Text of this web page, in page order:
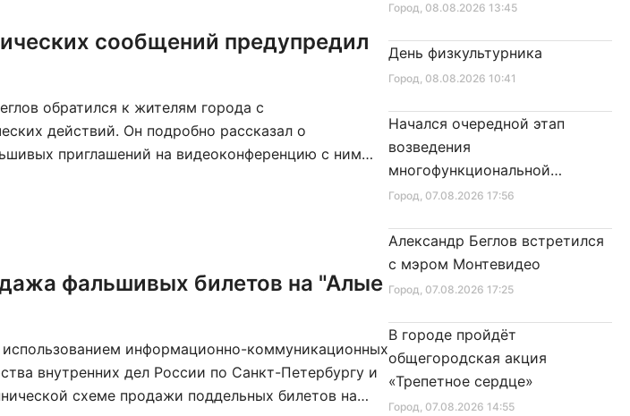
предупредил
обратился к жителям города с
действий. Он подробно рассказал о
приглашений на видеоконференцию с ним
постоянно изобретают новые методы обмана,
граждан. В данном случае, мошенники
фальшивых билетов на "Алые
информационно-коммуникационных
внутренних дел России по Санкт-Петербургу и
схеме продажи поддельных билетов на
Город, 08.08.2026 13:45
Город, 08.08.2026 10:41
День физкультурника
Город, 07.08.2026 17:56
Начался очередной этап
возведения
многофункциональной
площадки центра спорта
Город, 07.08.2026 17:25
Александр Беглов встретился
с мэром Монтевидео
Город, 07.08.2026 14:55
В городе пройдёт
общегородская акция
«Трепетное сердце»